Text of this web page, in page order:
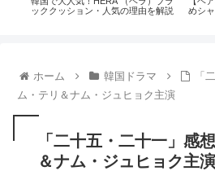
ッククッション・人気の理由を解説
めシ
ホーム 韓国ドラマ
「
ム・テリ＆ナム・ジュヒョク主演
「二十五・二十一」感
＆ナム・ジュヒョク主演